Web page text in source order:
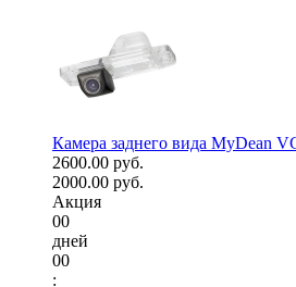
Камера заднего вида MyDean
2600.00 руб.
2000.00 руб.
Акция
00
дней
00
: